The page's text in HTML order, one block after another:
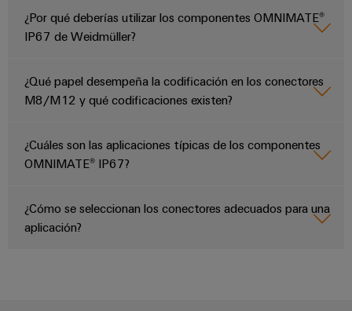
¿Por qué deberías utilizar los componentes OMNIMATE®
IP67 de Weidmüller?
¿Qué papel desempeña la codificación en los conectores
M8/M12 y qué codificaciones existen?
¿Cuáles son las aplicaciones típicas de los componentes
OMNIMATE® IP67?
¿Cómo se seleccionan los conectores adecuados para una
aplicación?